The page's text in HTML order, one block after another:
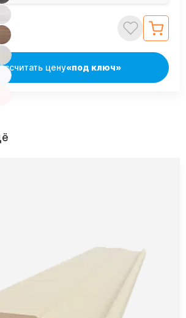
цену«под ключ»